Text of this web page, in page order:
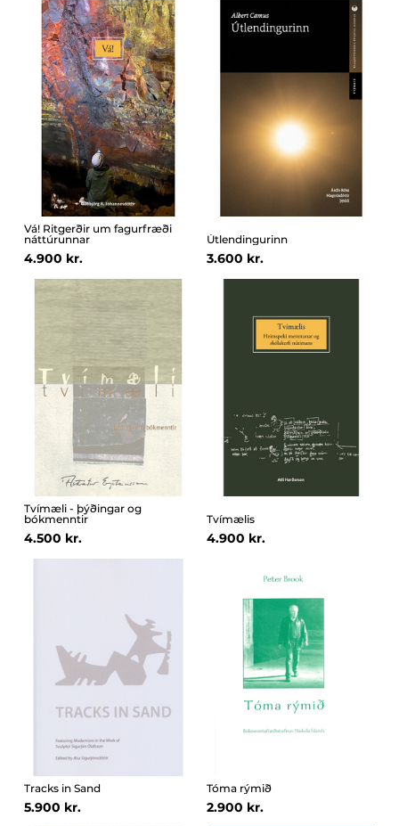
Vá! Ritgerðir um fagurfræði
náttúrunnar
4.900 kr.
Útlendingurinn
3.600 kr.
Tvímæli - þýðingar og
bókmenntir
4.500 kr.
Tvímælis
4.900 kr.
Tracks in Sand
5.900 kr.
Tóma rýmið
2.900 kr.